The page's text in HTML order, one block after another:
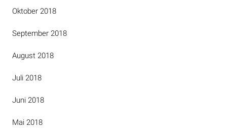
Oktober 2018
September 2018
August 2018
Juli 2018
Juni 2018
Mai 2018